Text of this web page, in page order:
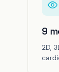
9
2D,